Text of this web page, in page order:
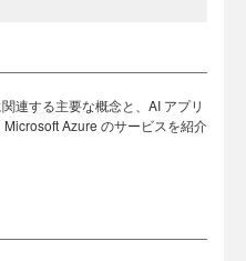
連する主要な概念と、AI アプリ
Azure のサービスを紹介